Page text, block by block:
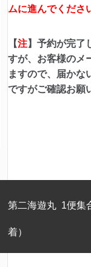
ムに進んでくださ
【注】予約が完了
すが、お客様のメ
ますので、届かな
ですがご確認お願
第二海遊丸 1便集
着）